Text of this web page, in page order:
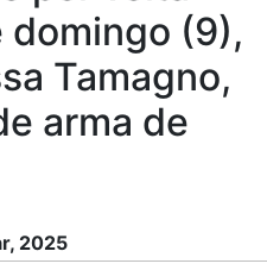
(9),
Tamagno,
arma de
2025